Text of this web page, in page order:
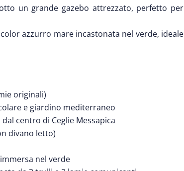
un grande gazebo attrezzato, perfetto per
azzurro mare incastonata nel verde, ideale
originali)
e giardino mediterraneo
centro di Ceglie Messapica
divano letto)
nel verde